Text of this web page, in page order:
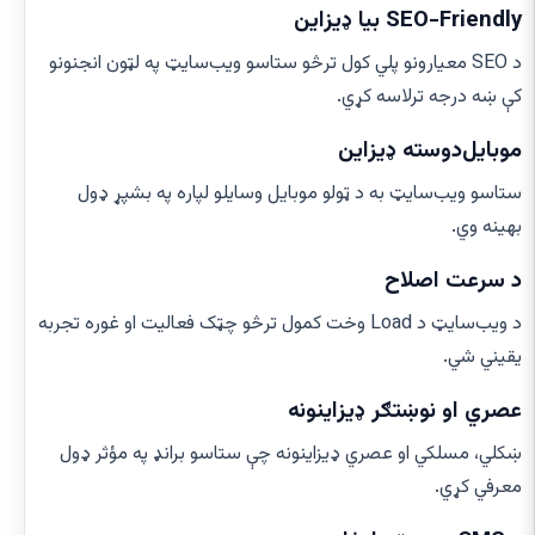
SEO-Friendly بیا ډیزاین
د SEO معیارونو پلي کول ترڅو ستاسو ویب‌سایټ په لټون انجنونو
کې ښه درجه ترلاسه کړي.
موبایل‌دوسته ډیزاین
ستاسو ویب‌سایټ به د ټولو موبایل وسایلو لپاره په بشپړ ډول
بهینه وي.
د سرعت اصلاح
د ویب‌سایټ د Load وخت کمول ترڅو چټک فعالیت او غوره تجربه
یقیني شي.
عصري او نوښتګر ډیزاینونه
ښکلي، مسلکي او عصري ډیزاینونه چې ستاسو برانډ په مؤثر ډول
معرفي کړي.